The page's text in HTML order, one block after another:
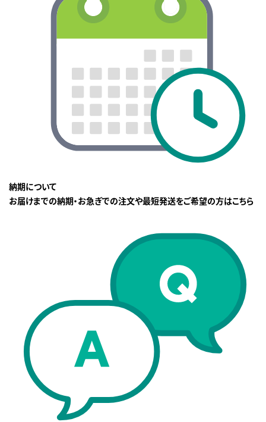
納期について
お届けまでの納期・お急ぎでの注文や最短発送をご希望の方はこちら